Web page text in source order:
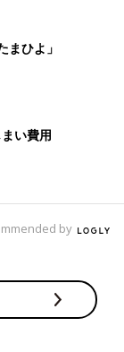
まひよ」
い費用
by